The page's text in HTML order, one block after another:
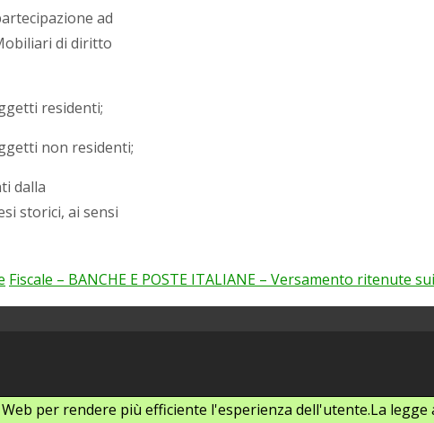
ad
di diritto
residenti;
non residenti;
dalla
storici, ai sensi
Fiscale – BANCHE E POSTE ITALIANE – Versamento ritenute
per rendere più efficiente l'esperienza dell'utente.La